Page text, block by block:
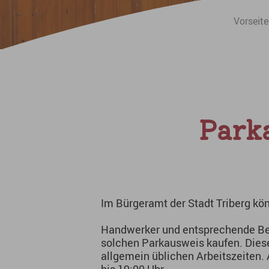
Sie sind hier:
Vorseite
Im Bürgeramt der Stadt Triberg
Handwerker und entsprechende
solchen Parkausweis kaufen.
allgemein üblichen Arbeitszeiten.